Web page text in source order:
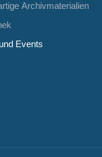
Archivmaterialien
Events